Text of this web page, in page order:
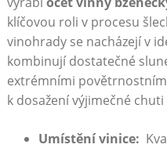
klíčovou‌ roli v procesu
vinohrady se‍ nacházejí v
kombinují dostatečné⁣
extrémními
k⁤ dosažení výjimečné
Umístění⁤ vinice: